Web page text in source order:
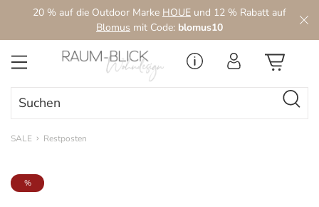
Zum Hauptinhalt springen
20 % auf die Outdoor Marke HOUE und 12 % Rabatt auf
Blomus mit Code: blomus10
SALE Restposten
Bildergalerie überspringen
%